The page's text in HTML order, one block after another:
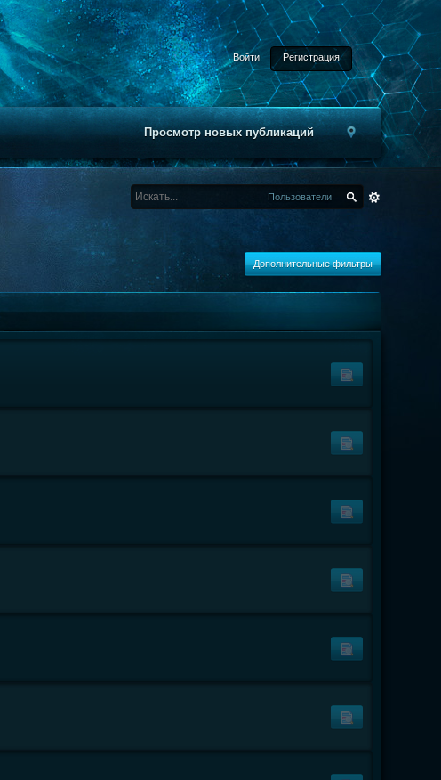
Войти Регистрация
Просмотр новых публикаций
Пользователи
Дополнительные фильтры